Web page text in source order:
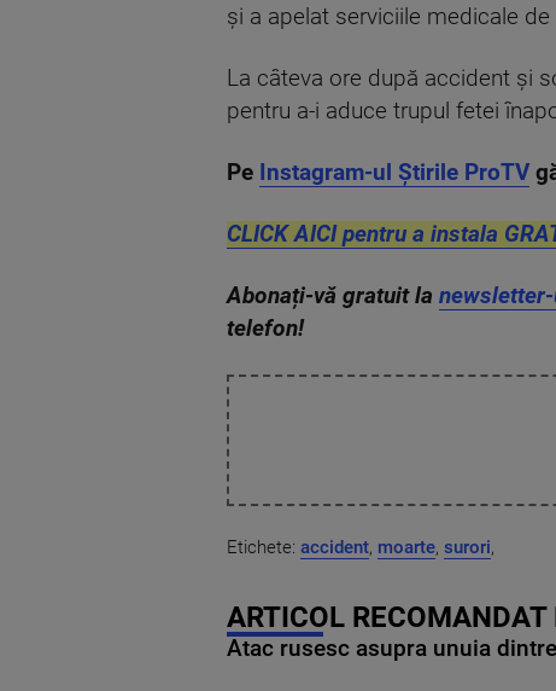
și a apelat serviciile medicale
La câteva ore după accident și
pentru a-i aduce trupul fetei
Pe Instagram-ul Știrile ProTV
CLICK AICI pentru a instala
Abonați-vă gratuit la
telefon!
Etichete: accident, moarte, surori,
ARTICOL RECOMANDAT
Atac rusesc asupra unuia